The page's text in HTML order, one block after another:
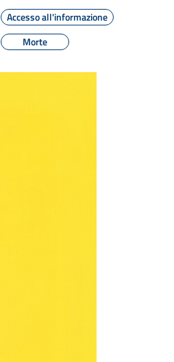
Accesso all'informazione
Morte